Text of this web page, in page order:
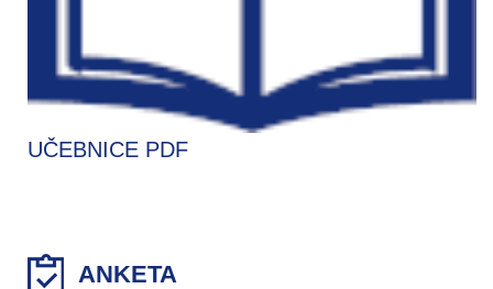
UČEBNICE PDF
ANKETA